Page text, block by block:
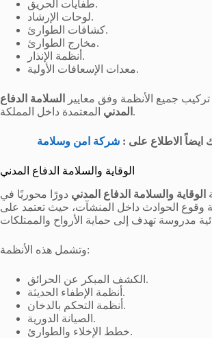
طفايات الحريق.
لوحات الإرشاد.
كشافات الطوارئ.
مخارج الطوارئ.
أنظمة الإنذار.
معدات الإسعافات الأولية.
تركيب جميع الأنظمة وفق معايير
السلامة الدفاع
المدني المعتمدة داخل المملكة.
ايضاً الاطلاع على :شركة امن وسلامة
الوقاية والسلامة الدفاع المدني
الوقاية والسلامة الدفاع المدني دورًا محوريًا في
وقوع الحوادث داخل المنشآت، حيث تعتمد على
وتشمل هذه الأنظمة:
الكشف المبكر عن الحرائق.
أنظمة الإطفاء الحديثة.
أنظمة التحكم بالدخان.
الصيانة الدورية.
خطط الإخلاء والطوارئ.